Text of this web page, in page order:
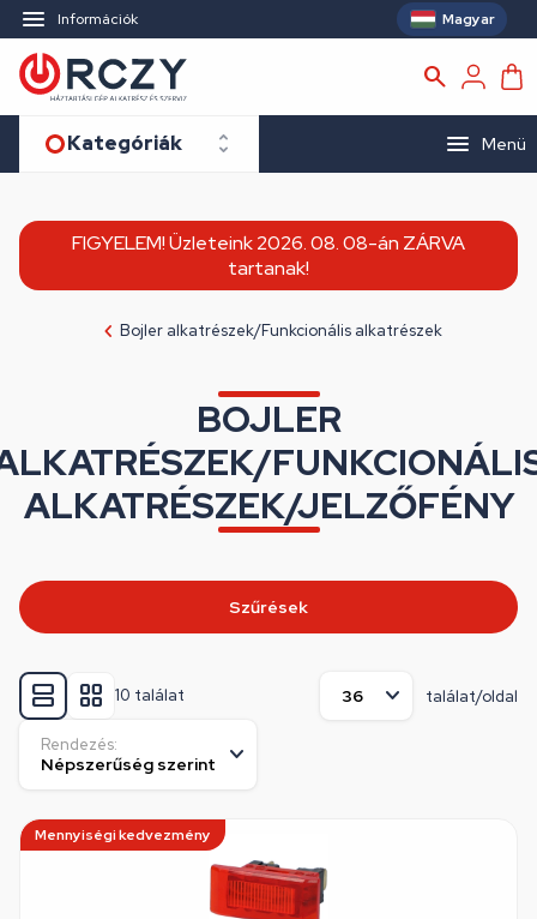
Információk Magyar
Kategóriák Menü
FIGYELEM! Üzleteink 2026. 08. 08-án ZÁRVA
tartanak!
Bojler alkatrészek/Funkcionális alkatrészek
BOJLER
ALKATRÉSZEK/JELZŐFÉNY
10 találat találat/oldal
Rendezés:
Mennyiségi kedvezmény
Szűrések